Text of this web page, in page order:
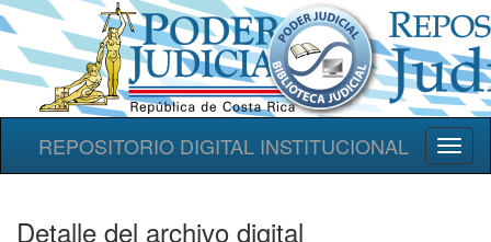
REPOSITORIO DIGITAL INSTITUCIONAL
Detalle del archivo digital